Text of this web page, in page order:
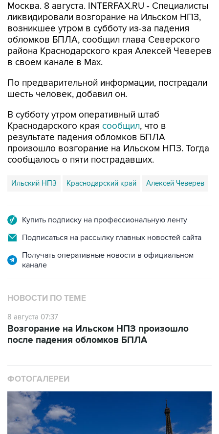
Москва. 8 августа. INTERFAX.RU - Специалисты
ликвидировали возгорание на Ильском НПЗ,
возникшее утром в субботу из-за падения
обломков БПЛА, сообщил глава Северского
района Краснодарского края Алексей Чеверев
в своем канале в Max.
По предварительной информации, пострадали
шесть человек, добавил он.
В субботу утром оперативный штаб
Краснодарского края сообщил, что в
результате падения обломков БПЛА
произошло возгорание на Ильском НПЗ. Тогда
сообщалось о пяти пострадавших.
Ильский НПЗ Краснодарский край Алексей Чеверев
Купить подписку на профессиональную ленту
Подписаться на рассылку главных новостей сайта
Получать оперативные новости в официальном
канале
НОВОСТИ ПО ТЕМЕ
8 августа 07:37
Возгорание на Ильском НПЗ произошло
после падения обломков БПЛА
ФОТОГАЛЕРЕИ